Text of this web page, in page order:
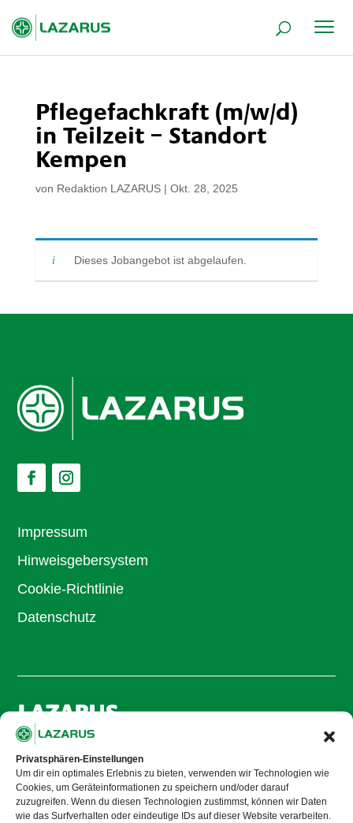
Privatsphären-Einstellungen
Um dir ein optimales Erlebnis zu bieten, verwenden wir Technologien wie
Cookies, um Geräteinformationen zu speichern und/oder darauf
zuzugreifen. Wenn du diesen Technologien zustimmst, können wir Daten
wie das Surfverhalten oder eindeutige IDs auf dieser Website verarbeiten.
Pflegefachkraft (m/w/d)
in Teilzeit – Standort
Kempen
von Redaktion LAZARUS| Okt. 28, 2025
Dieses Jobangebot ist abgelaufen.
Impressum
Hinweisgebersystem
Cookie-Richtlinie
Datenschutz
LAZARUS
Über uns
Unsere Philosophie
Ansprechpartner